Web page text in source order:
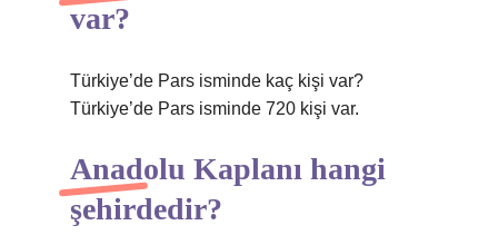
var?
Türkiye’de Pars isminde kaç kişi var?
Türkiye’de Pars isminde 720 kişi var.
Anadolu Kaplanı hangi
şehirdedir?